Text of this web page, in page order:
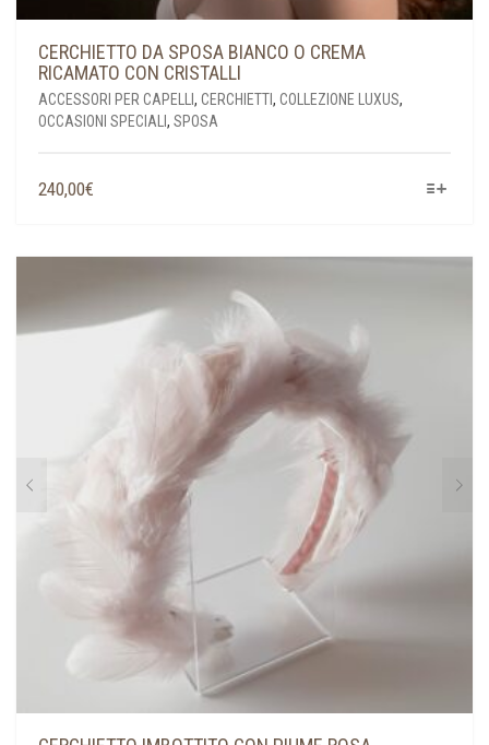
CERCHIETTO DA SPOSA BIANCO O CREMA
RICAMATO CON CRISTALLI
ACCESSORI PER CAPELLI , CERCHIETTI, COLLEZIONE LUXUS,
OCCASIONI SPECIALI , SPOSA
240,00€
PIÙ
OPZIONI
PRODOTTO